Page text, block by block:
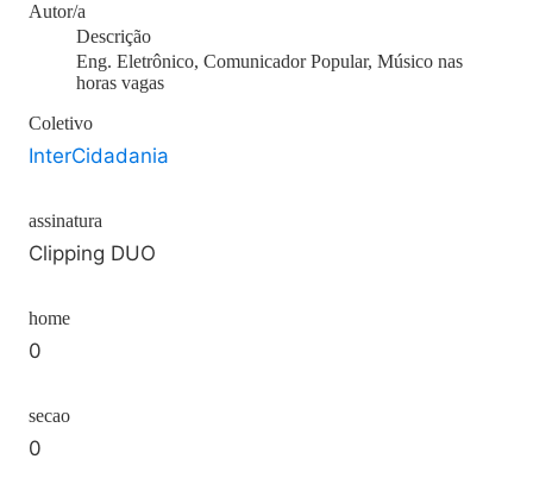
Autor/a
Descrição
Eng. Eletrônico, Comunicador Popular, Músico nas
horas vagas
Coletivo
InterCidadania
assinatura
Clipping DUO
home
0
secao
0